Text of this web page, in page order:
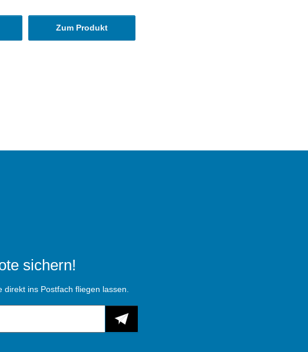
Zum Produkt
sichern!
direkt ins Postfach fliegen lassen.